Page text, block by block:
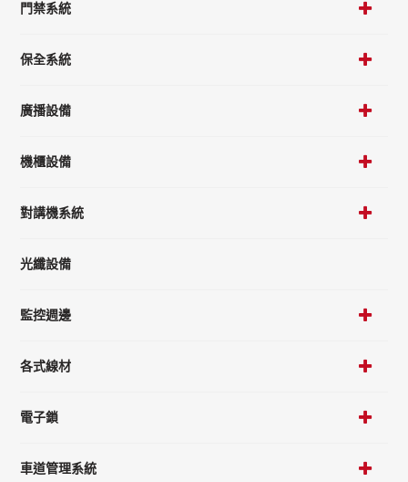
門禁系統
保全系統
廣播設備
機櫃設備
對講機系統
光纖設備
監控週邊
各式線材
電子鎖
車道管理系統